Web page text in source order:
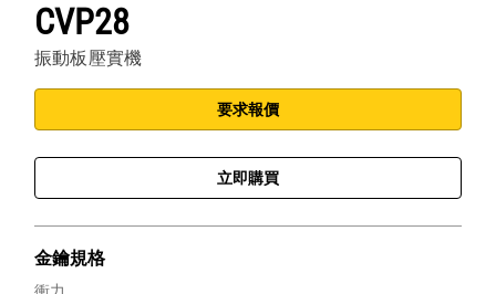
CVP28
振動板壓實機
要求報價
立即購買
金鑰規格